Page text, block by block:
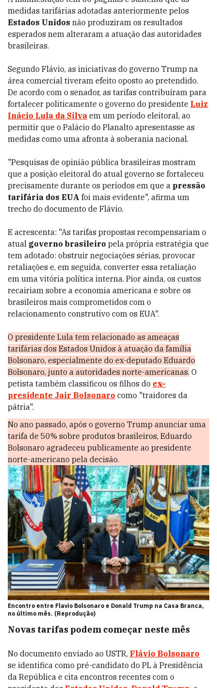
medidas tarifárias adotadas anteriormente pelos
Estados Unidos não produziram os resultados
esperados nem alteraram a atuação das autoridades
brasileiras.
Segundo Flávio, as iniciativas do governo Trump na
área comercial tiveram efeito oposto ao pretendido.
De acordo com o senador, as tarifas contribuíram para
fortalecer politicamente o governo do presidente Luiz
Inácio Lula da Silva em um período eleitoral, ao
permitir que o Palácio do Planalto apresentasse as
medidas como uma afronta à soberania nacional.
"Pesquisas de opinião pública brasileiras mostram
que a posição eleitoral do atual governo se fortaleceu
precisamente durante os períodos em que a pressão
tarifária dos EUA foi mais evidente", afirma um
trecho do documento de Flávio.
E acrescenta: "As tarifas propostas recompensariam o
atual governo brasileiro pela própria estratégia que
tem adotado: obstruir negociações sérias, provocar
retaliações e, em seguida, converter essa retaliação
em uma vitória política interna. Pior ainda, os custos
recairiam sobre a economia americana e sobre os
brasileiros mais comprometidos com o
relacionamento construtivo com os EUA".
O presidente Lula tem relacionado as ameaças
tarifárias dos Estados Unidos à atuação da família
Bolsonaro, especialmente do ex-deputado Eduardo
Bolsonaro, junto a autoridades norte-americanas. O
petista também classificou os filhos do ex-
presidente Jair Bolsonaro como "traidores da
pátria".
No ano passado, após o governo Trump anunciar uma
tarifa de 50% sobre produtos brasileiros, Eduardo
Bolsonaro agradeceu publicamente ao presidente
norte-americano pela decisão.
Encontro entre Flavio Bolsonaro e Donald Trump na Casa Branca,
no último mês. (Reprodução)
Novas tarifas podem começar neste mês
No documento enviado ao USTR, Flávio Bolsonaro
se identifica como pré-candidato do PL à Presidência
da República e cita encontros recentes com o